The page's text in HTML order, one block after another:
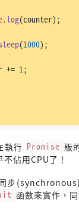
. log(counter);
(1000);
+=
1;
執行 Promise 版
佔用CPU了！
步
函數來實作，